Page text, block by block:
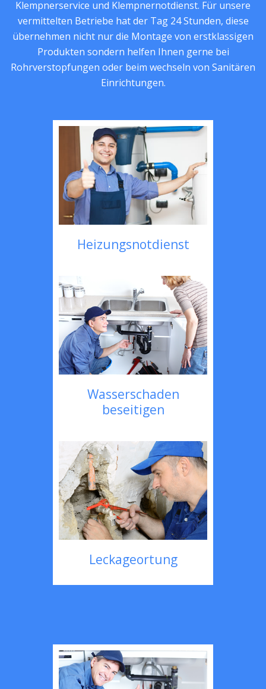
Klempnerservice und Klempnernotdienst. Für unsere
vermittelten Betriebe hat der Tag 24 Stunden, diese
übernehmen nicht nur die Montage von erstklassigen
Produkten sondern helfen Ihnen gerne bei
Rohrverstopfungen oder beim wechseln von Sanitären
Einrichtungen.
Heizungsnotdienst
Wasserschaden
beseitigen
Leckageortung